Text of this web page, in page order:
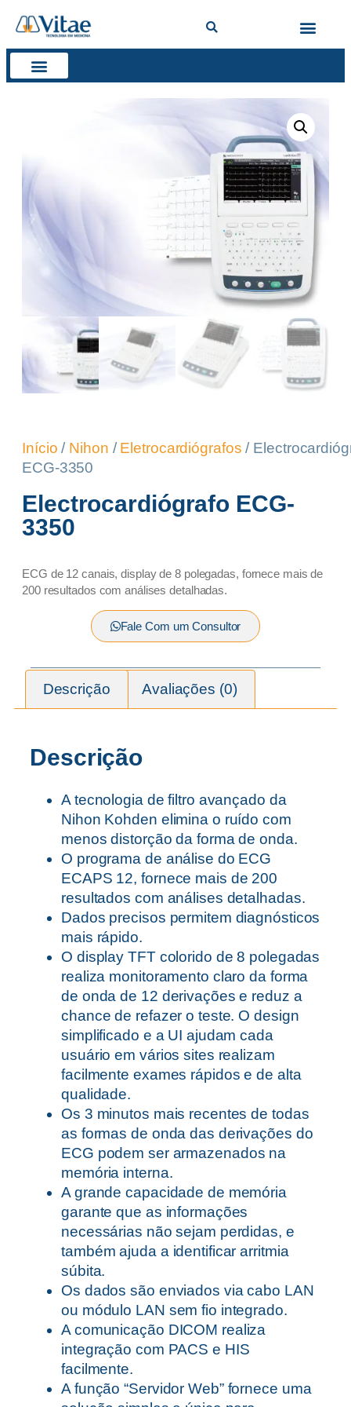
Início / Nihon / Eletrocardiógrafos /
ECG-3350
Electrocardiógrafo ECG-
3350
ECG de 12 canais, display de 8 polegadas, fornece mais de
200 resultados com análises detalhadas.
Fale Com um Consultor
Descrição Avaliações (0)
Descrição
A tecnologia de filtro avançado da
Nihon Kohden elimina o ruído com
menos distorção da forma de onda.
O programa de análise do ECG
ECAPS 12, fornece mais de 200
resultados com análises detalhadas.
Dados precisos permitem diagnósticos
mais rápido.
O display TFT colorido de 8 polegadas
realiza monitoramento claro da forma
de onda de 12 derivações e reduz a
chance de refazer o teste. O design
simplificado e a UI ajudam cada
usuário em vários sites realizam
facilmente exames rápidos e de alta
qualidade.
Os 3 minutos mais recentes de todas
as formas de onda das derivações do
ECG podem ser armazenados na
memória interna.
A grande capacidade de memória
garante que as informações
necessárias não sejam perdidas, e
também ajuda a identificar arritmia
súbita.
Os dados são enviados via cabo LAN
ou módulo LAN sem fio integrado.
A comunicação DICOM realiza
integração com PACS e HIS
facilmente.
A função “Servidor Web” fornece uma